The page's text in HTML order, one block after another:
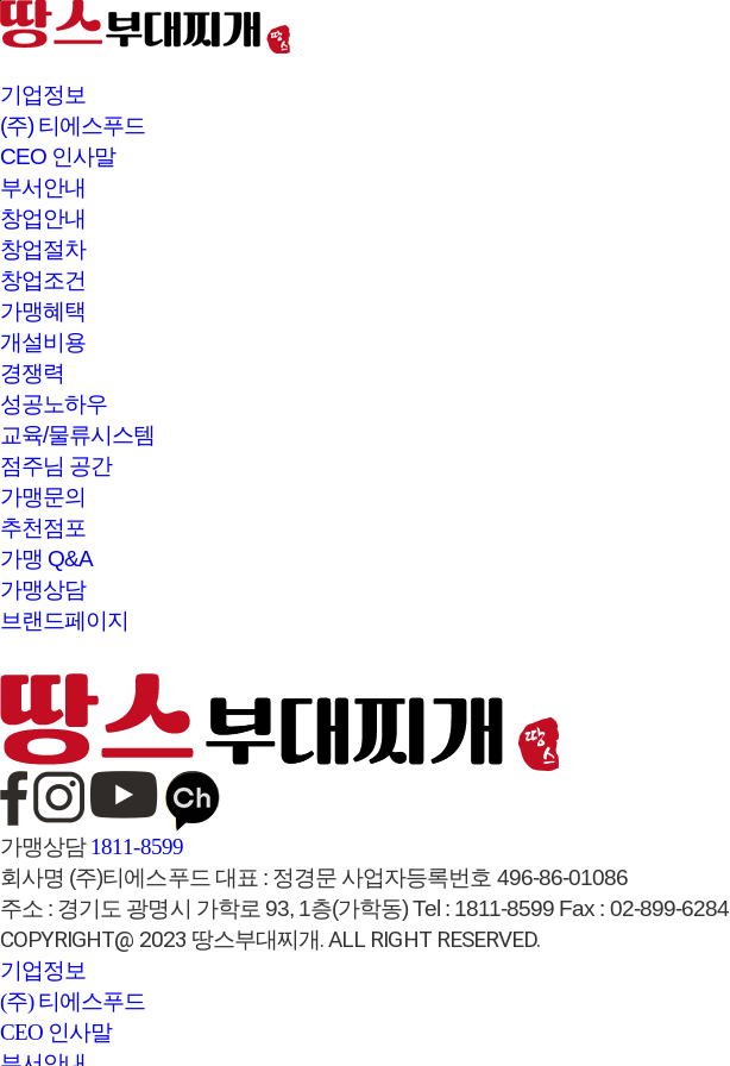
본문바로가기
기업정보
(주) 티에스푸드
CEO 인사말
부서안내
창업안내
창업절차
창업조건
가맹혜택
개설비용
경쟁력
성공노하우
교육/물류시스템
점주님 공간
가맹문의
추천점포
가맹 Q&A
가맹상담
브랜드페이지
가맹상담 1811-8599
회사명 (주)티에스푸드 대표 : 정경문 사업자등록번호 496-86-01086
주소 : 경기도 광명시 가학로 93, 1층(가학동)Tel : 1811-8599 Fax : 02-899-6284
COPYRIGHT@ 2023 땅스부대찌개. ALL RIGHT RESERVED.
기업정보
(주) 티에스푸드
CEO 인사말